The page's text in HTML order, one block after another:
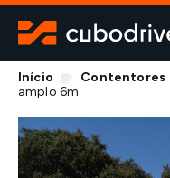
ALUGUER
Contentores
Início Contentores
amplo 6m